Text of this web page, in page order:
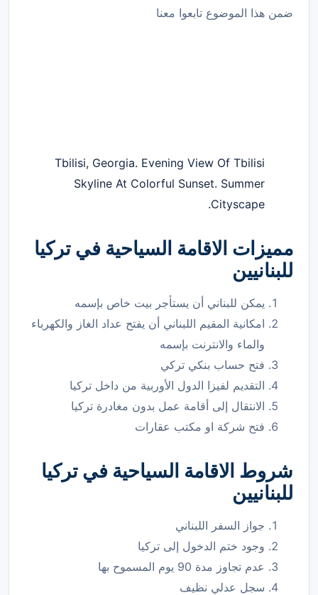
ضمن هذا الموضوع تابعوا معنا
Tbilisi, Georgia. Evening View Of Tbilisi
Skyline At Colorful Sunset. Summer
Cityscape.
مميزات الاقامة السياحية في تركيا
للبنانيين
يمكن للبناني أن يستأجر بيت خاص بإسمه
امكانية المقيم اللبناني أن يفتح عداد الغاز والكهرباء
والماء والانترنت بإسمه
فتح حساب بنكي تركي
التقديم لفيزا الدول الأوربية من داخل تركيا
الانتقال إلى أقامة عمل بدون مغادرة تركيا
فتح شركة او مكتب عقارات
شروط الاقامة السياحية في تركيا
للبنانيين
جواز السفر اللبناني
وجود ختم الدخول إلى تركيا
عدم تجاوز مدة 90 يوم المسموح بها
سجل عدلي نظيف